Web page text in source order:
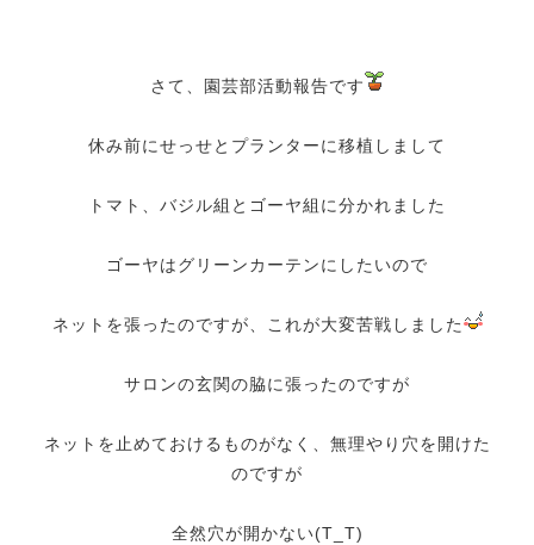
さて、園芸部活動報告です
休み前にせっせとプランターに移植しまして
トマト、バジル組とゴーヤ組に分かれました
ゴーヤはグリーンカーテンにしたいので
ネットを張ったのですが、これが大変苦戦しました
サロンの玄関の脇に張ったのですが
ネットを止めておけるものがなく、無理やり穴を開けた
のですが
全然穴が開かない(T_T)